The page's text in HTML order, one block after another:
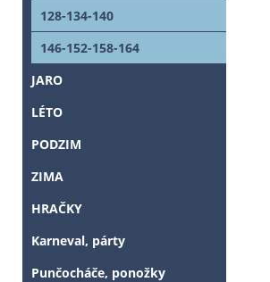
128-134-140
146-152-158-164
JARO
LÉTO
PODZIM
ZIMA
HRAČKY
Karneval, párty
Punčocháče, ponožky